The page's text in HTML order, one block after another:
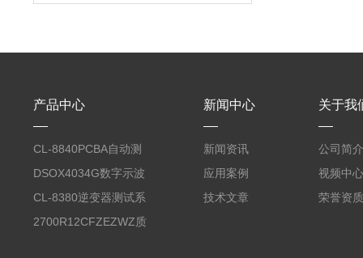
产品中心
CL-8840PCBA自动测
试台系统
DSOX4034G数字示波
器
CL-8380逆变器测试系
统台
2700R12CFZEZWZ质
新闻中心
新闻资讯
应用案例
技术文章
关于我
公司简介
视频中心
荣誉资质